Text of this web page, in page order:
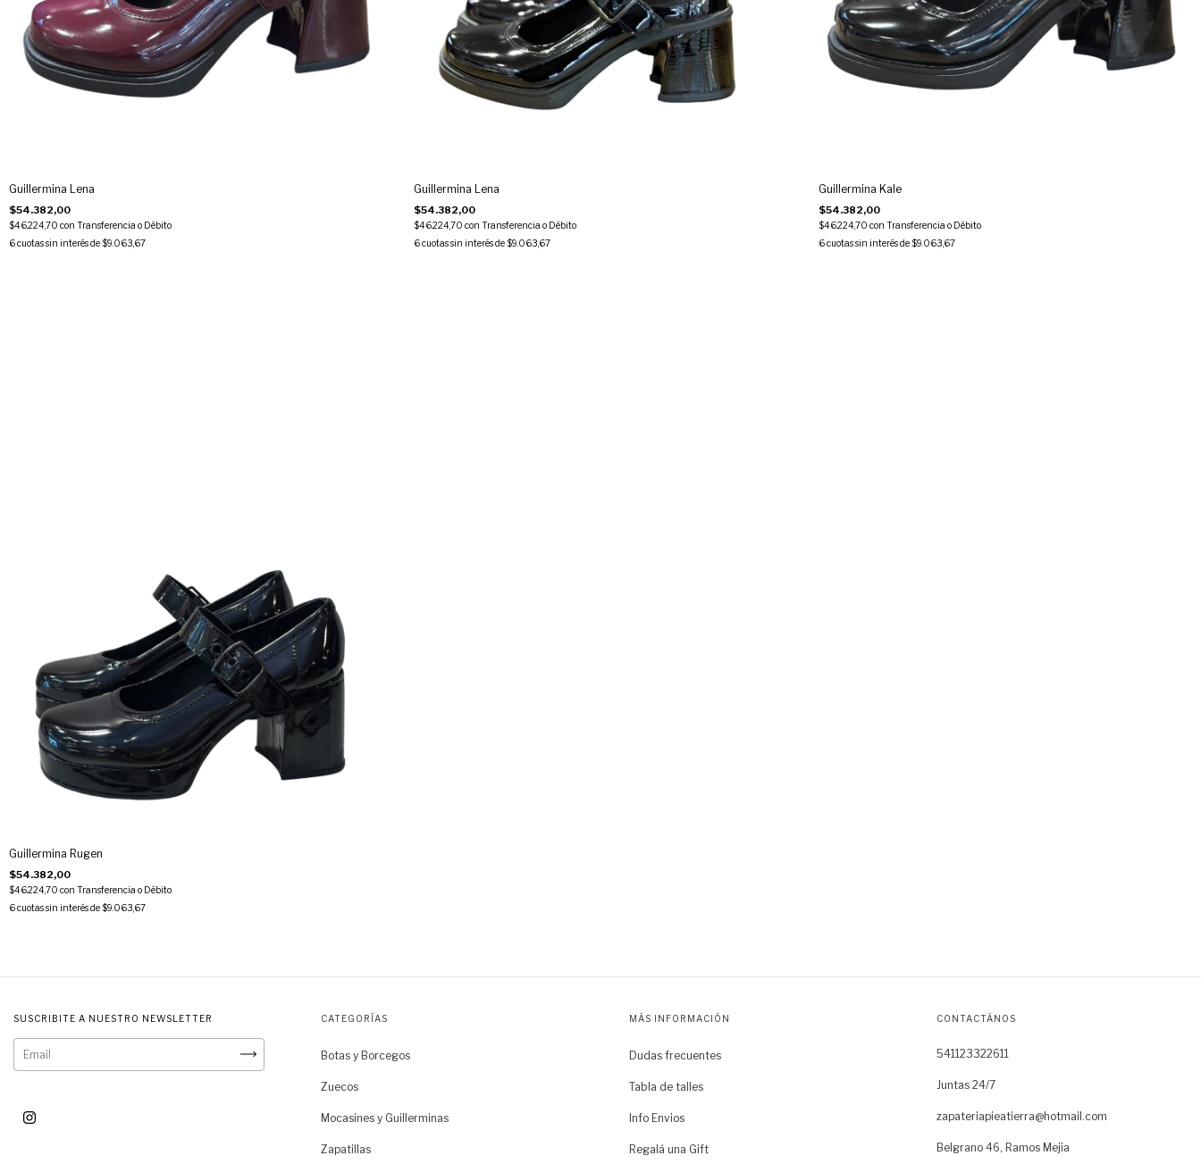
Guillermina Lena
$54.382,00
$46.224,70 con Transferencia o Débito
6cuotas sin interés de$9.063,67
Guillermina Lena
$54.382,00
$46.224,70 con Transferencia o Débito
6cuotas sin interés de$9.063,67
Guillermina Kale
$54.382,00
$46.224,70 con Transferencia o Débito
6cuotas sin interés de$9.063,67
Guillermina Rugen
$54.382,00
$46.224,70 con Transferencia o Débito
6cuotas sin interés de$9.063,67
SUSCRIBITE A NUESTRO NEWSLETTER CATEGORÍAS
Botas y Borcegos
Zuecos
Mocasines y Guillerminas
Zapatillas
MÁS INFORMACIÓN
Dudas frecuentes
Tabla de talles
Info Envios
Regalá una Gift
CONTACTÁNOS
541123322611
Juntas 24/7
zapateriapieatierra@hotmail.com
Belgrano 46, Ramos Mejia